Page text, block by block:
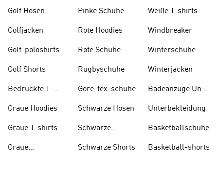
Golf Hosen
Golfjacken
Golf-poloshirts
Golf Shorts
Bedruckte T-
Graue Hoodies
Graue T-shirts
Graue
Pinke Schuhe
Rote Hoodies
Rote Schuhe
Rugbyschuhe
Gore-tex-schuhe
Schwarze Hosen
Schwarze
Schwarze Shorts
Weiße T-shirts
Windbreaker
Winterschuhe
Winterjacken
Badeanzüge Und
Unterbekleidung
Basketballschuhe
Basketball-shorts